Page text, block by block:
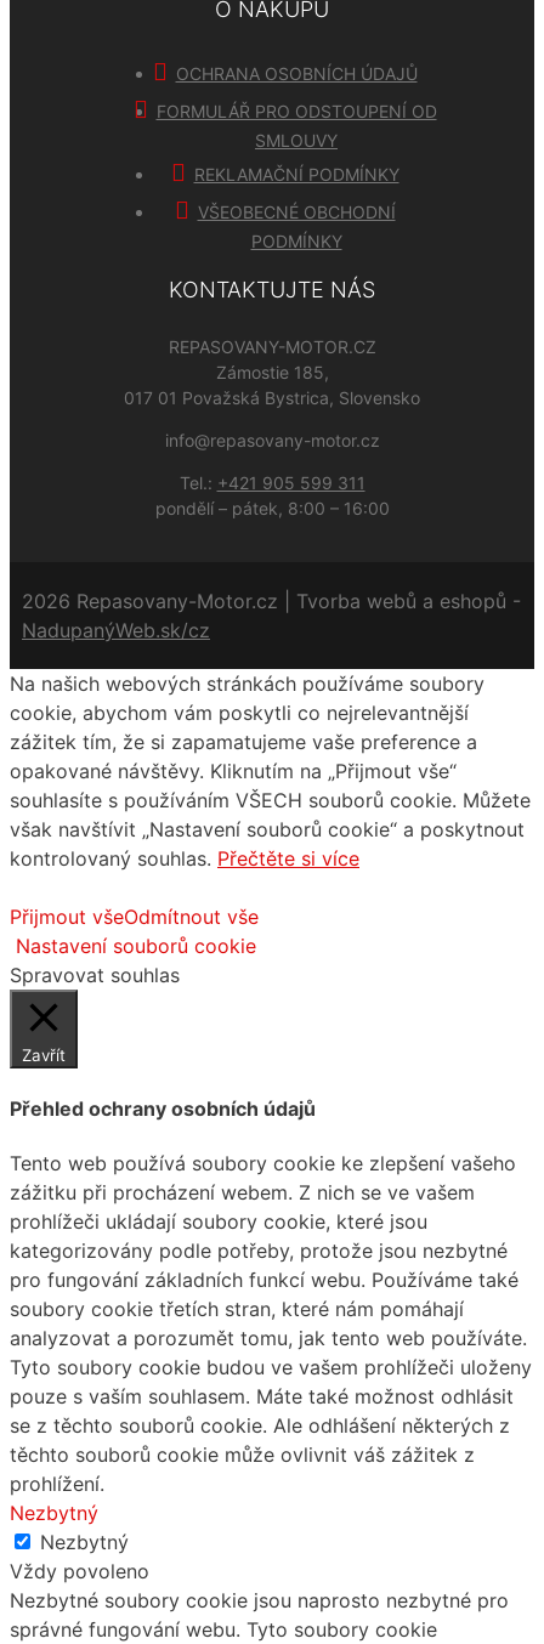
O NÁKUPU
OCHRANA OSOBNÍCH ÚDAJŮ
FORMULÁŘ PRO ODSTOUPENÍ OD
SMLOUVY
REKLAMAČNÍ PODMÍNKY
VŠEOBECNÉ OBCHODNÍ
PODMÍNKY
KONTAKTUJTE NÁS
REPASOVANY-MOTOR.CZ
Zámostie 185,
017 01 Považská Bystrica, Slovensko
info@repasovany-motor.cz
Tel.: +421 905 599 311
pondělí – pátek, 8:00 – 16:00
2026 Repasovany-Motor.cz | Tvorba webů a eshopů -
NadupanýWeb.sk/cz
Na našich webových stránkách používáme soubory
cookie, abychom vám poskytli co nejrelevantnější
zážitek tím, že si zapamatujeme vaše preference a
opakované návštěvy. Kliknutím na „Přijmout vše“
souhlasíte s používáním VŠECH souborů cookie. Můžete
však navštívit „Nastavení souborů cookie“ a poskytnout
kontrolovaný souhlas. Přečtěte si více
Přijmout všeOdmítnout vše
Nastavení souborů cookie
Spravovat souhlas
Zavřít
Přehled ochrany osobních údajů
Tento web používá soubory cookie ke zlepšení vašeho
zážitku při procházení webem. Z nich se ve vašem
prohlížeči ukládají soubory cookie, které jsou
kategorizovány podle potřeby, protože jsou nezbytné
pro fungování základních funkcí webu. Používáme také
soubory cookie třetích stran, které nám pomáhají
analyzovat a porozumět tomu, jak tento web používáte.
Tyto soubory cookie budou ve vašem prohlížeči uloženy
pouze s vaším souhlasem. Máte také možnost odhlásit
se z těchto souborů cookie. Ale odhlášení některých z
těchto souborů cookie může ovlivnit váš zážitek z
prohlížení.
Nezbytný
Nezbytný
Vždy povoleno
Nezbytné soubory cookie jsou naprosto nezbytné pro
správné fungování webu. Tyto soubory cookie